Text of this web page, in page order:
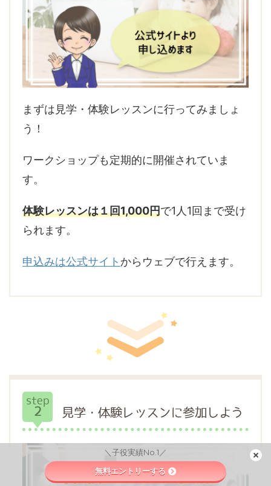
まずは見学・体験レッスンに行ってみましょ
う！
ワークショップも定期的に開催されていま
す。
体験レッスンは１回1,000円で1人1回まで受け
られます。
申込みは公式サイト からウェブで行えます。
step
2 見学・体験レッスンに参加しよう
＼子役実績No.1／
無料エントリーする